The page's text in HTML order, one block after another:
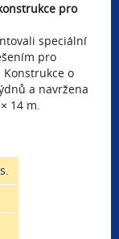
pro
speciální
pro
o
a navržena
14 m.